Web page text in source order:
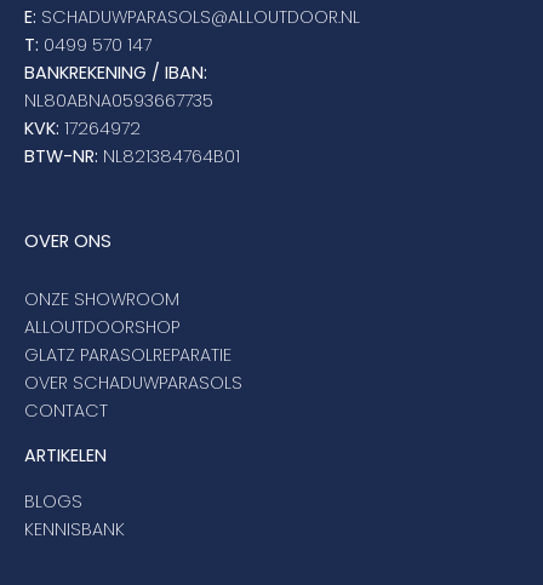
E: SCHADUWPARASOLS@ALLOUTDOOR.NL
T: 0499 570 147
BANKREKENING / IBAN:
NL80ABNA0593667735
KVK: 17264972
BTW-NR: NL821384764B01
OVER ONS
ONZE SHOWROOM
ALLOUTDOORSHOP
GLATZ PARASOLREPARATIE
OVER SCHADUWPARASOLS
CONTACT
ARTIKELEN
BLOGS
KENNISBANK